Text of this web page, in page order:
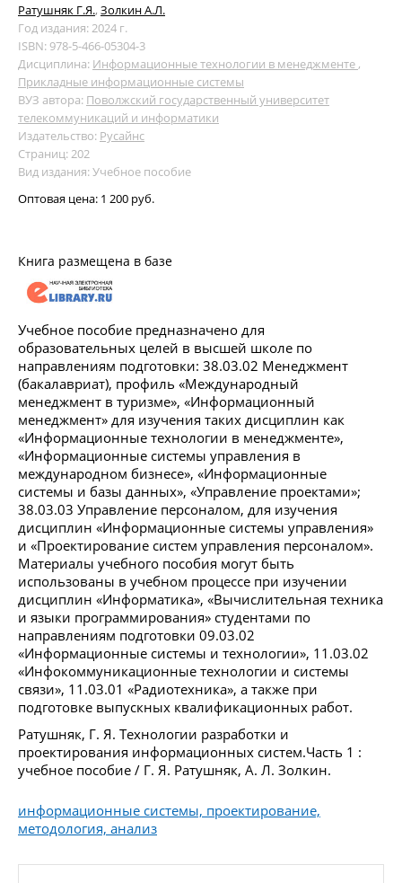
Ратушняк Г.Я., Золкин А.Л.
Год издания: 2024 г.
ISBN: 978-5-466-05304-3
Дисциплина: Информационные технологии в менеджменте ,
Прикладные информационные системы
ВУЗ автора: Поволжский государственный университет
телекоммуникаций и информатики
Издательство: Русайнс
Страниц: 202
Вид издания: Учебное пособие
Оптовая цена: 1 200 руб.
Книга размещена в базе
Учебное пособие предназначено для
образовательных целей в высшей школе по
направлениям подготовки: 38.03.02 Менеджмент
(бакалавриат), профиль «Международный
менеджмент в туризме», «Информационный
менеджмент» для изучения таких дисциплин как
«Информационные технологии в менеджменте»,
«Информационные системы управления в
международном бизнесе», «Информационные
системы и базы данных», «Управление проектами»;
38.03.03 Управление персоналом, для изучения
дисциплин «Информационные системы управления»
и «Проектирование систем управления персоналом».
Материалы учебного пособия могут быть
использованы в учебном процессе при изучении
дисциплин «Информатика», «Вычислительная техника
и языки программирования» студентами по
направлениям подготовки 09.03.02
«Информационные системы и технологии», 11.03.02
«Инфокоммуникационные технологии и системы
связи», 11.03.01 «Радиотехника», а также при
подготовке выпускных квалификационных работ.
Ратушняк, Г. Я. Технологии разработки и
проектирования информационных систем.Часть 1 :
учебное пособие / Г. Я. Ратушняк, А. Л. Золкин.
информационные системы, проектирование,
методология, анализ